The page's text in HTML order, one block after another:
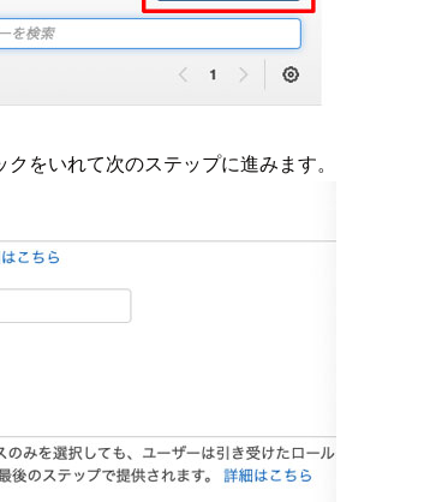
クをいれて次のステップに進みます。